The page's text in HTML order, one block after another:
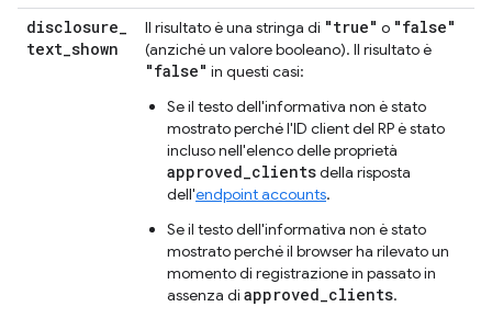
disclosure_
text_shown
Il risultato è una stringa di "true" o "false"
(anziché un valore booleano). Il risultato è
"false" in questi casi:
Se il testo dell'informativa non è stato
mostrato perché l'ID client del RP è stato
incluso nell'elenco delle proprietà
approved_clientsdella risposta
dell'endpoint accounts.
Se il testo dell'informativa non è stato
mostrato perché il browser ha rilevato un
momento di registrazione in passato in
assenza di approved_clients.